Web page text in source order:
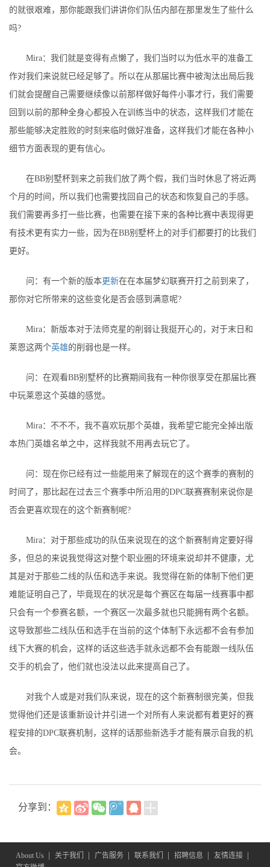
的就很艰难，那你能跟我们讲讲你们队伍内部在那里发生了些什么
吗?
Mira：我们就是变得有点懒了，我们当时以为低水平的准备工
作对我们来说就已经足够了。所以在从那届比赛中被淘汰出局后我
们就会提醒自己需要继续像以前那样做好每件小事才行，我们需要
回到以前的那种全身心都投入在训练当中的状态，这样我们才能在
那些能够决定胜败的时刻来临时做好准备，这样我们才能在各种小
细节方面表现的更有信心。
在BB别墅杯到来之前我们放了两个假，我们当时休息了将近两
个月的时间，所以我们也需要找回自己的状态和恢复自己的手感。
我们需要再多打一些比赛，也需要在接下来的各种比赛中表现得更
有技术更有实力一些，因为在BB别墅杯上的对手们都要打的比我们
更好。
问：有一个新的版本更新在在本届梦幻联赛开打之前到来了，
那你对它所带来的这些变化是否会感到满意呢?
Mira：新版本对于法师克星的削弱让我挺开心的，对于末日和
莱恩这两个英雄的削弱也是一样。
问：在观看BB别墅杯的比赛期间我有一种你很享受在那届比赛
中玩莱恩这个英雄的感觉。
Mira：不不不，我不喜欢玩那个英雄，我希望它能完全掉出版
本热门英雄名单之中，这样我就不用再去玩它了。
问：现在你已经有过一些能用来了解现在的这个赛季的赛制的
时间了，那比起在过去三个赛季中所沿用的DPC联赛赛制来说你是
否会更喜欢现在的这个新赛制呢?
Mira：对于那些成功的队伍来说现在的这个新赛制肯定要好得
多，但总的来说我觉得这对整个职业圈的环境来说却并不健康，尤
其是对于那些二线的队伍和选手来说。我觉得在新的体制下他们更
难能证明自己了，毕竟现在的状况是每个赛区在每届一线赛事中都
只会有一个参赛名额，一个赛区一次最多就也只能拥有两个名额。
这导致那些二线队伍和选手在当前的这个体制下永远都不会有参加
线下大赛的机会，这样的话这些选手就永远都不会有能跟一线队伍
交手的机会了，他们就也没法以此来提高自己了。
对我个人或是对我们队来说，现在的这个新赛制很完美，但我
觉得他们还是该重新设计并引进一个对所有人来说都有着更好的赛
程安排的DPC联赛机制，这样的话那些新选手才能有展示自我的机
会。
分享到：
About Us 关于我们 广告服务 联系我们 招聘信息 友情连接